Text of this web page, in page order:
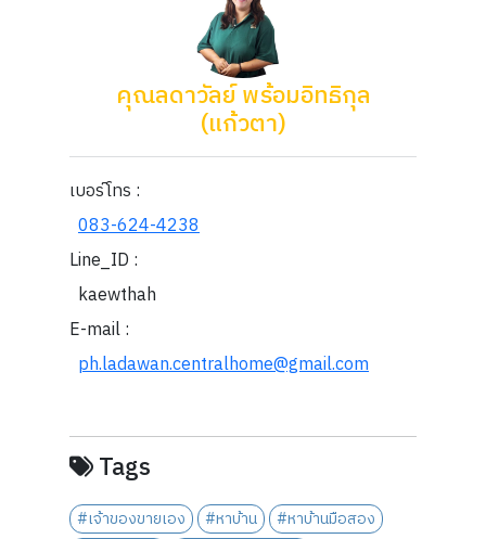
คุณลดาวัลย์ พร้อมอิทธิกุล
(แก้วตา)
เบอร์โทร :
083-624-4238
Line_ID :
kaewthah
E-mail :
ph.ladawan.centralhome@gmail.com
Tags
#เจ้าของขายเอง #หาบ้าน
#หาบ้านมือสอง